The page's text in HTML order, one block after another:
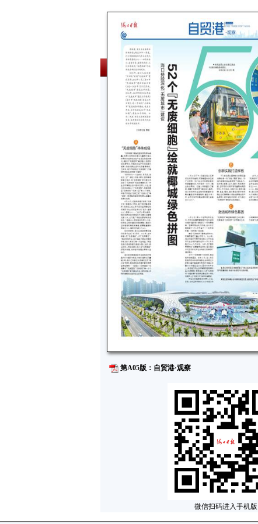
第A05版：自贸港·观察
微信扫码进入手机版